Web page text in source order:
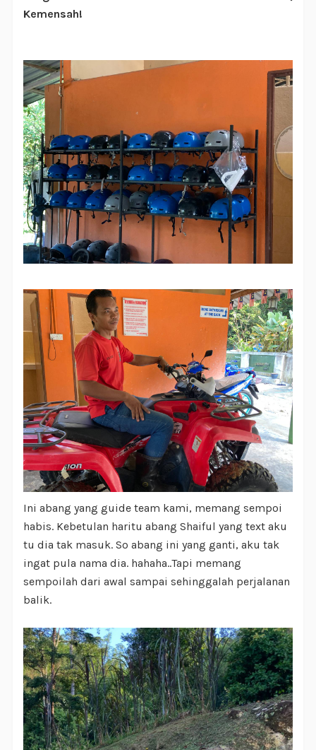
Kemensah!
Ini abang yang guide team kami, memang sempoi
habis. Kebetulan haritu abang Shaiful yang text aku
tu dia tak masuk. So abang ini yang ganti, aku tak
ingat pula nama dia. hahaha..Tapi memang
sempoilah dari awal sampai sehinggalah perjalanan
balik.